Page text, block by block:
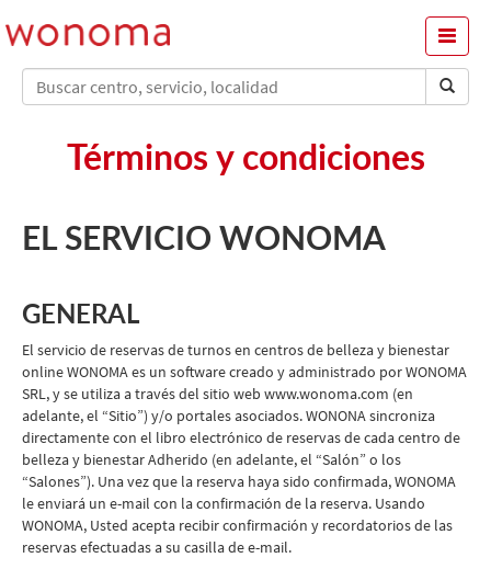
Menu
Términos y condiciones
EL SERVICIO WONOMA
GENERAL
El servicio de reservas de turnos en centros de belleza y bienestar
online WONOMA es un software creado y administrado por WONOMA
SRL, y se utiliza a través del sitio web www.wonoma.com (en
adelante, el “Sitio”) y/o portales asociados. WONONA sincroniza
directamente con el libro electrónico de reservas de cada centro de
belleza y bienestar Adherido (en adelante, el “Salón” o los
“Salones”). Una vez que la reserva haya sido confirmada, WONOMA
le enviará un e-mail con la confirmación de la reserva. Usando
WONOMA, Usted acepta recibir confirmación y recordatorios de las
reservas efectuadas a su casilla de e-mail.